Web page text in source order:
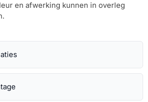
en afwerking kunnen in overleg